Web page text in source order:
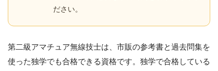
ださい。
第二級アマチュア無線技士は、市販の参考書と過去問集を
使った独学でも合格できる資格です。独学で合格している